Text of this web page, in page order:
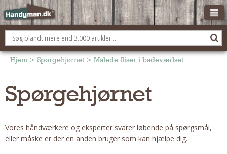
OM HANDYMAN.DK
FÅ 3 TILBUD
BOLIG KØBERÅDGIVNING
Montage Og Nybyg
Reparation Og Vedligehold
Hjem > Spørgehjørnet > Malede fliser i badeværlset
Spørgehjørnet
Vores håndværkere og eksperter svarer løbende på spørgsmål,
eller måske er der en anden bruger som kan hjælpe dig.